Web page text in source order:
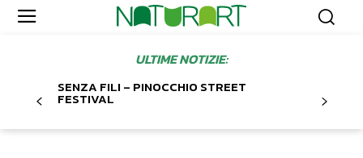
ULTIME NOTIZIE:
SENZA FILI – PINOCCHIO STREET
FESTIVAL